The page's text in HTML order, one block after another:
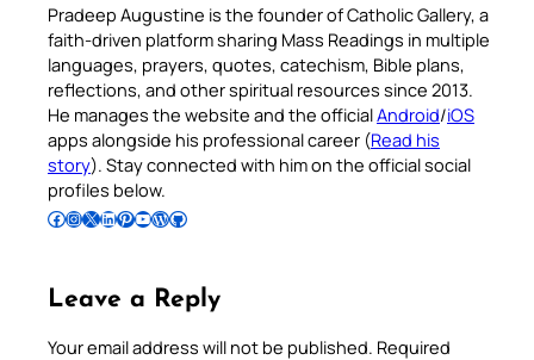
Pradeep Augustine is the founder of Catholic Gallery, a
faith-driven platform sharing Mass Readings in multiple
languages, prayers, quotes, catechism, Bible plans,
reflections, and other spiritual resources since 2013.
He manages the website and the officialAndroid/iOS
apps alongside his professional career (Read his
story). Stay connected with him on the official social
profiles below.
Follow Pradeep on Facebook Follow Pradeep on InstagramFollow Pradeep on X Follow Pradeep on LinkedIn Follow Pradeep on Pinterest Subscribe to Pradeep’s Youtube Channel Follow Pradeep on WordPress Follow Pradeep on GitHub
Leave a Reply
Your email address will not be published. Required